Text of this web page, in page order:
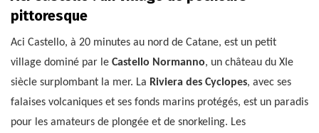
pittoresque
Aci Castello, à 20 minutes au nord de Catane, est un petit
village dominé par le Castello Normanno, un château du XIe
siècle surplombant la mer. La Riviera des Cyclopes, avec ses
falaises volcaniques et ses fonds marins protégés, est un paradis
pour les amateurs de plongée et de snorkeling. Les